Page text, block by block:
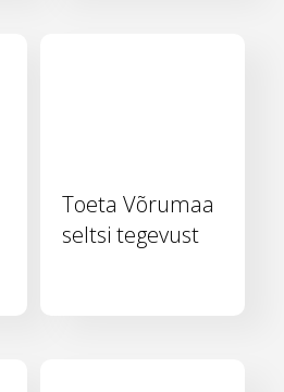
Toeta Võrumaa
seltsi tegevust